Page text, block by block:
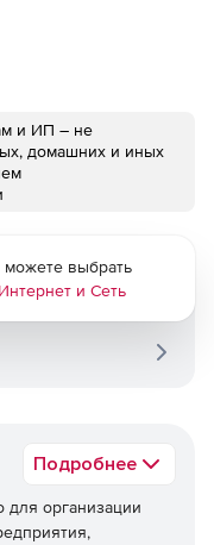
и ИП – не
домашних и иных
Подробнее
для организации
выбрать
Интернет и Сеть